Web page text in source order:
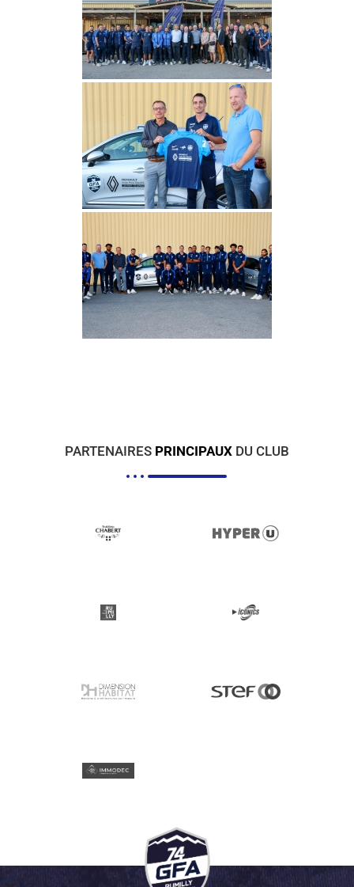
PARTENAIRES PRINCIPAUX DU CLUB